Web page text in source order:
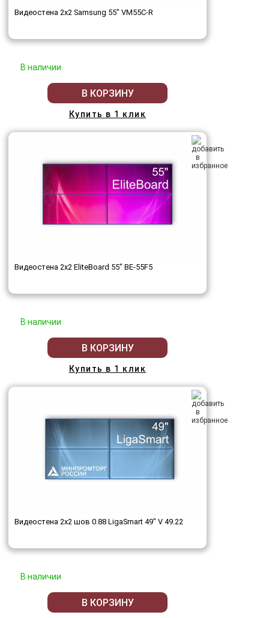
Видеостена 2x2 Samsung 55" VM55C-R
В наличии
В КОРЗИНУ
Купить в 1 клик
Видеостена 2x2 EliteBoard 55" BE-55F5
В наличии
В КОРЗИНУ
Купить в 1 клик
Видеостена 2x2 шов 0.88 LigaSmart 49" V 49.22
В наличии
В КОРЗИНУ